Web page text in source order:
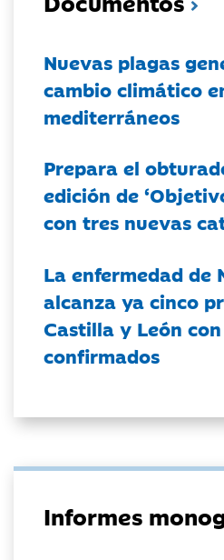
Nuevas plagas
cambio climático
mediterráneos
Prepara el
edición de
con tres nuevas
La enfermedad de
alcanza ya cinco
Castilla y León
confirmados
Informes